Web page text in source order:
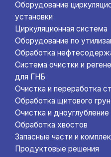
Оборудование
установки
Циркуляционная система
Оборудование по
Обработка
Система очистки и
для ГНБ
Очистка и переработка
Обработка щитового
Очистка и
Обработка хвостов
Запасные части и
Продуктовые решения